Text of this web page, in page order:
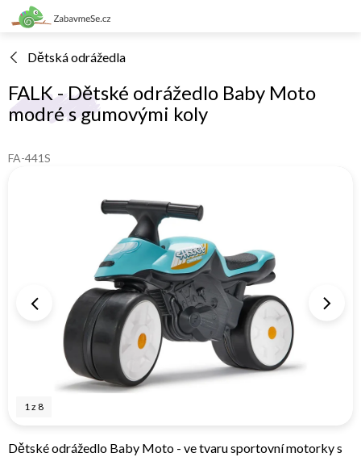
Přejít
na
Dětská odrážedla
FALK - Dětské odrážedlo Baby Moto
modré s gumovými koly
FA-441S
1z 8
Dětské odrážedlo Baby Moto - ve tvaru sportovní motorky s